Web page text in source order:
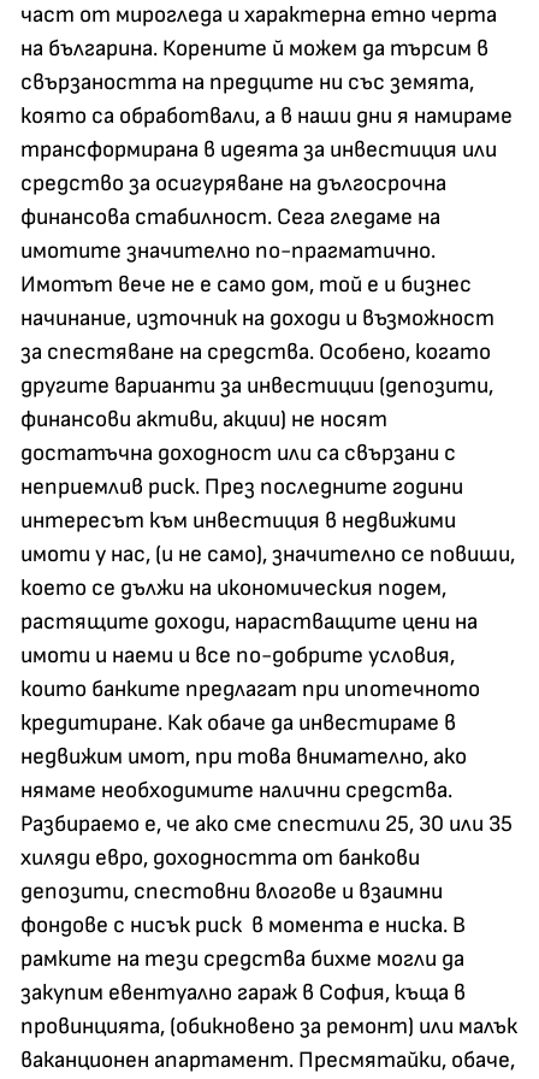
част от мирогледа и характерна етно черта
на българина. Корените й можем да търсим в
свързаността на предците ни със земята,
която са обработвали, а в наши дни я намираме
трансформирана в идеята за инвестиция или
средство за осигуряване на дългосрочна
финансова стабилност. Сега гледаме на
имотите значително по-прагматично.
Имотът вече не е само дом, той е и бизнес
начинание, източник на доходи и възможност
за спестяване на средства. Особено, когато
другите варианти за инвестиции (депозити,
финансови активи, акции) не носят
достатъчна доходност или са свързани с
неприемлив риск. През последните години
интересът към инвестиция в недвижими
имоти у нас, (и не само), значително се повиши,
което се дължи на икономическия подем,
растящите доходи, нарастващите цени на
имоти и наеми и все по-добрите условия,
които банките предлагат при ипотечното
кредитиране. Как обаче да инвестираме в
недвижим имот, при това внимателно, ако
нямаме необходимите налични средства.
Разбираемо е, че ако сме спестили 25, 30 или 35
хиляди евро, доходността от банкови
депозити, спестовни влогове и взаимни
фондове с нисък риск в момента е ниска. В
рамките на тези средства бихме могли да
закупим евентуално гараж в София, къща в
провинцията, (обикновено за ремонт) или малък
ваканционен апартамент. Пресмятайки, обаче,